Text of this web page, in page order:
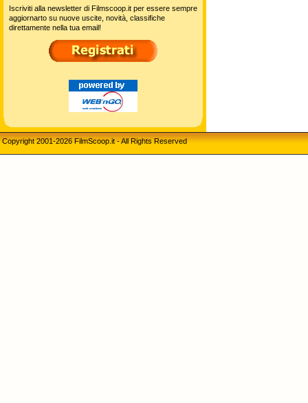
Iscriviti alla newsletter di Filmscoop.it per essere sempre
aggiornarto su nuove uscite, novità, classifiche
direttamente nella tua email!
Copyright 2001-2026 FilmScoop.it - All Rights Reserved